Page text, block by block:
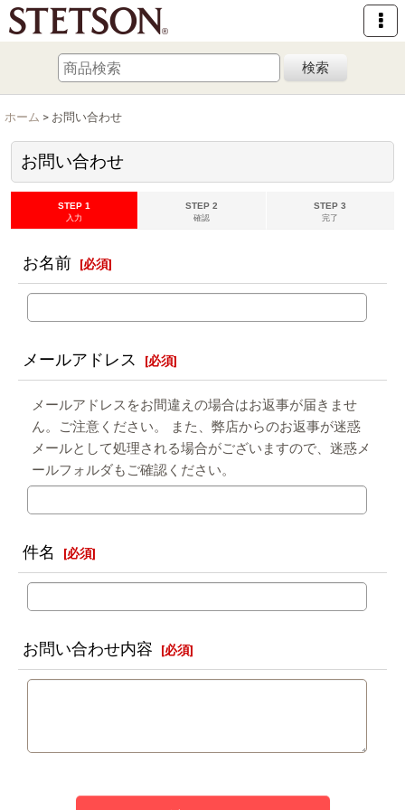
検索
ホーム > お問い合わせ
お問い合わせ
STEP 1
入力
STEP 2
確認
STEP 3
完了
お名前 [必須]
メールアドレス [必須]
メールアドレスをお間違えの場合はお返事が届きませ
ん。ご注意ください。 また、弊店からのお返事が迷惑
メールとして処理される場合がございますので、迷惑メ
ールフォルダもご確認ください。
件名 [必須]
お問い合わせ内容 [必須]